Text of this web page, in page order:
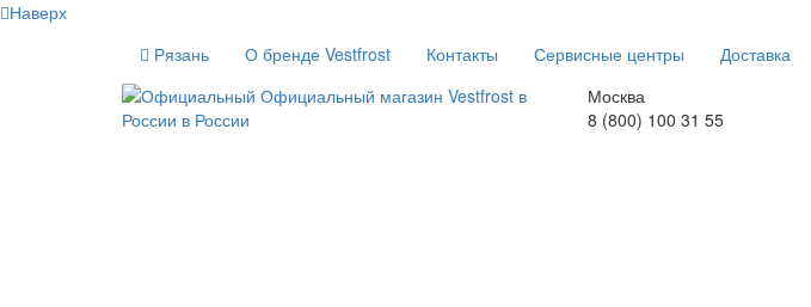
Наверх
Рязань
О бренде Vestfrost Контакты Сервисные центры Доставка
Москва
8 (800) 100 31 55